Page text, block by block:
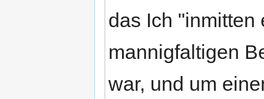
das Ich "inmitten
mannigfaltigen
war, und um